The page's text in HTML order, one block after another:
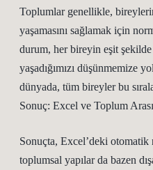
Toplumlar genellikle,
yaşamasını sağlamak için
durum, her bireyin eşit şekilde
yaşadığımızı düşünmemize
dünyada, tüm bireyler bu
Sonuç: Excel ve Toplum
Sonuçta, Excel’deki otomatik
toplumsal yapılar da bazen